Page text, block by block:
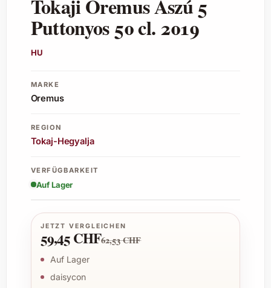
Tokaji Oremus Aszú 5
Puttonyos 50 cl. 2019
HU
MARKE
Oremus
REGION
Tokaj-Hegyalja
VERFÜGBARKEIT
Auf Lager
JETZT VERGLEICHEN
59,45 CHF62,53 CHF
Auf Lager
daisycon